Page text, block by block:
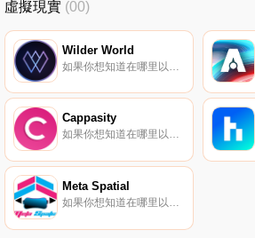
虛擬現實 (00)
Wilder World
Cappasity
如果你想知道在哪里以當前價格購買Cappasity,目前交易{Cappasity]股票的頂級加密貨幣交易所是KuCoin。您可以在我們的加密貨幣交易所頁面上找到其他列表。Cappasity是一個簡單、可擴展的平臺,用于創建、嵌入和分析3D、AR和NFT內容.
Meta Spatial
如果你想知道在哪里以當前價格購買Meta Spatial,目前交易{Meta Spatial]股票的頂級加密貨幣交易所是MEXC和PancakeSwap（V2）。您可以在我們的加密貨幣交易所頁面上找到其他列表。Meta Spatial是一個虛擬超宇宙（元宇宙）,包括各種無限空間.